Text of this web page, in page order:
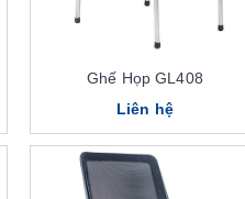
Ghế Họp GL408
Liên hệ